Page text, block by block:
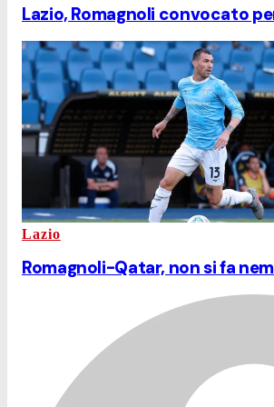
Lazio, Romagnoli convocato
Lazio
Romagnoli-Qatar, non si fa